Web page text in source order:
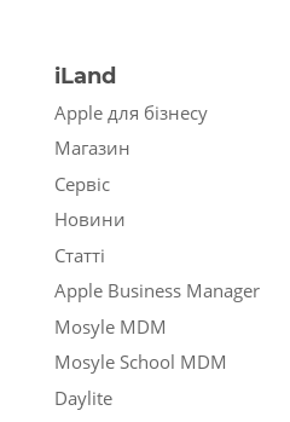
iLand
Apple для бізнесу
Магазин
Сервіс
Новини
Статті
Apple Business Manager
Mosyle MDM
Mosyle School MDM
Daylite